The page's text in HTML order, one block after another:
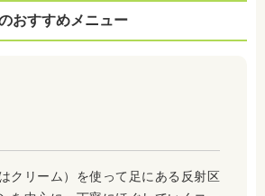
おすすめメニュー
クリーム）を使って足にある反射区